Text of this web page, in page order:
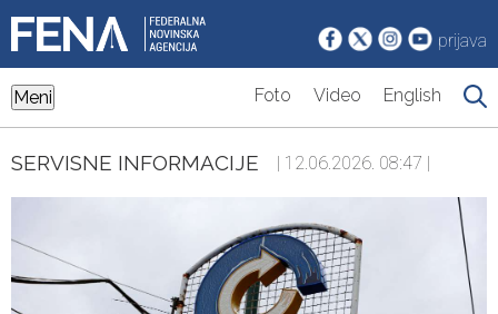
prijava
Meni Foto Video English
SERVISNE INFORMACIJE | 12.06.2026. 08:47 |